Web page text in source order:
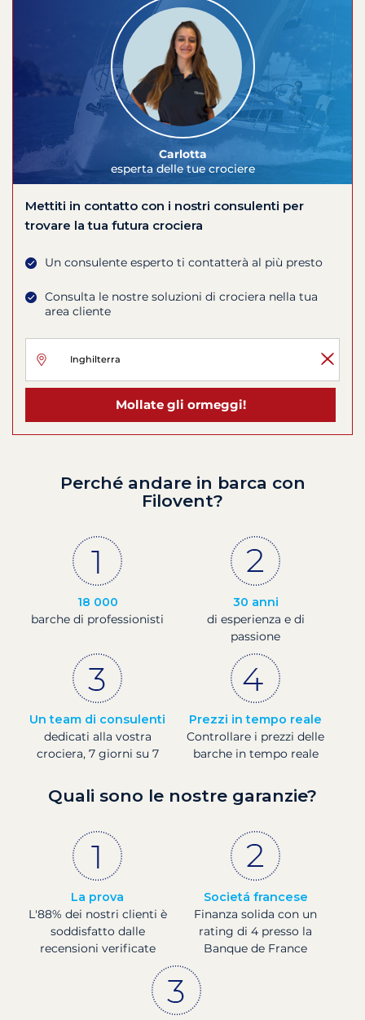
Carlotta
esperta delle tue crociere
Mettiti in contatto con i nostri consulenti per
trovare la tua futura crociera
Un consulente esperto ti contatterà al più presto
Consulta le nostre soluzioni di crociera nella tua
area cliente
Mollate gli ormeggi!
Perché andare in barca con
Filovent?
18 000
barche di professionisti
30 anni
di esperienza e di
passione
Un team di consulenti
dedicati alla vostra
crociera, 7 giorni su 7
Prezzi in tempo reale
Controllare i prezzi delle
barche in tempo reale
Quali sono le nostre garanzie?
La prova
L'88% dei nostri clienti è
soddisfatto dalle
recensioni verificate
Societá francese
Finanza solida con un
rating di 4 presso la
Banque de France